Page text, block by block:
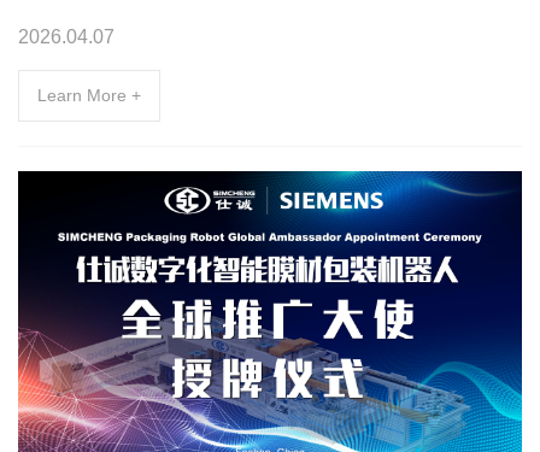
2026.04.07
Learn More +